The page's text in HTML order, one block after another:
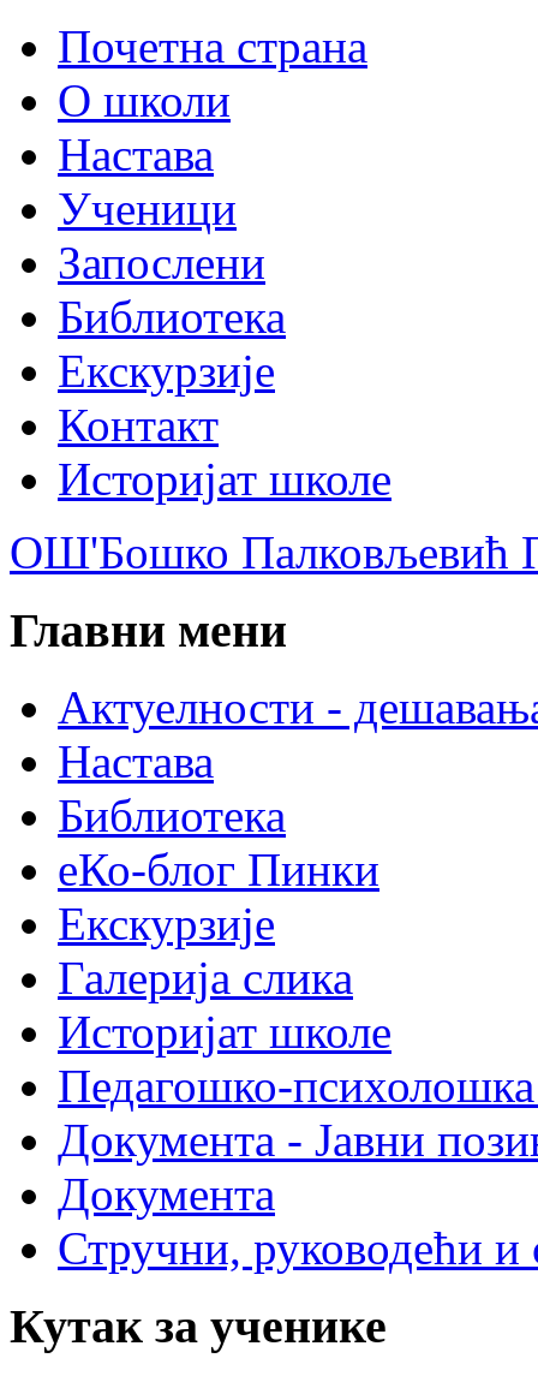
Почетна страна
О школи
Настава
Ученици
Запослени
Библиотека
Екскурзије
Контакт
Историјат школе
ОШ'Бошко Палковљевић
Главни мени
Актуелности -
Настава
Библиотека
еКо-блог Пинки
Екскурзије
Галерија слика
Историјат школе
Педагошко-психолошка
Документа - Јавни
Документа
Стручни, руководећи и
Кутак за ученике